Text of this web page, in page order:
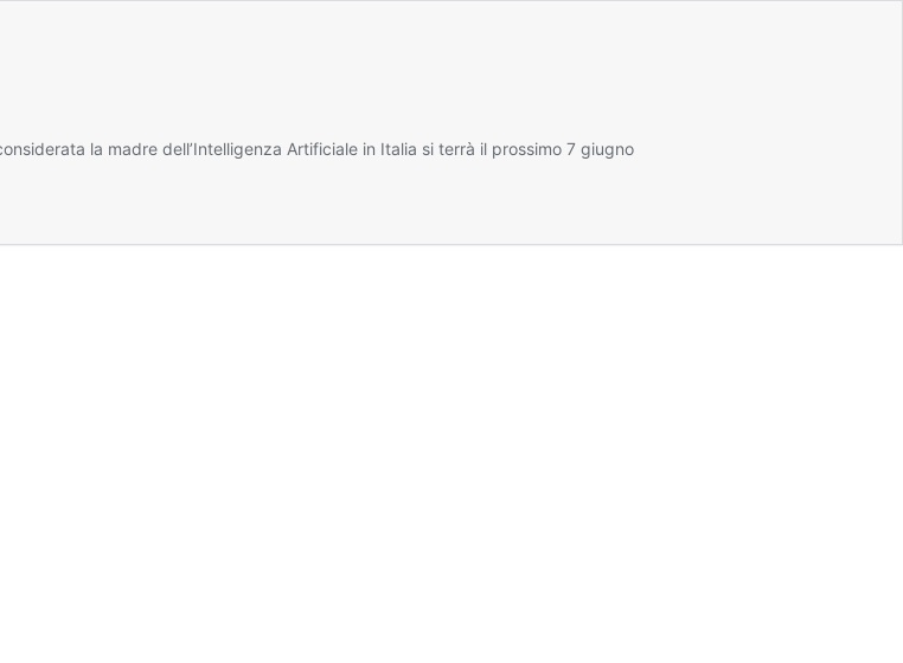
la madre dell’Intelligenza Artificiale in Italia si terrà il prossimo 7 giugno